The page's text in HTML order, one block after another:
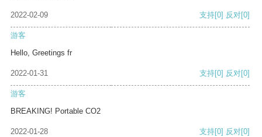
2022-02-09 支持[0] 反对[0]
游客
Hello, Greetings fr
2022-01-31 支持[0] 反对[0]
游客
BREAKING! Portable CO2
2022-01-28 支持[0] 反对[0]